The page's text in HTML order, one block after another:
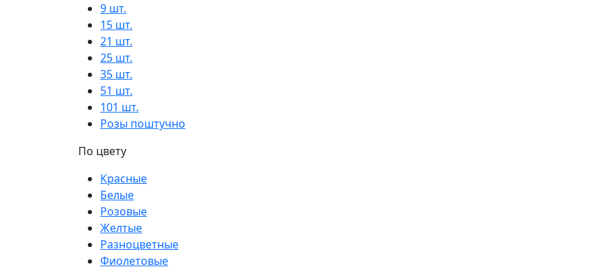
9 шт.
15 шт.
21 шт.
25 шт.
35 шт.
51 шт.
101 шт.
Розы поштучно
По цвету
Красные
Белые
Розовые
Желтые
Разноцветные
Фиолетовые